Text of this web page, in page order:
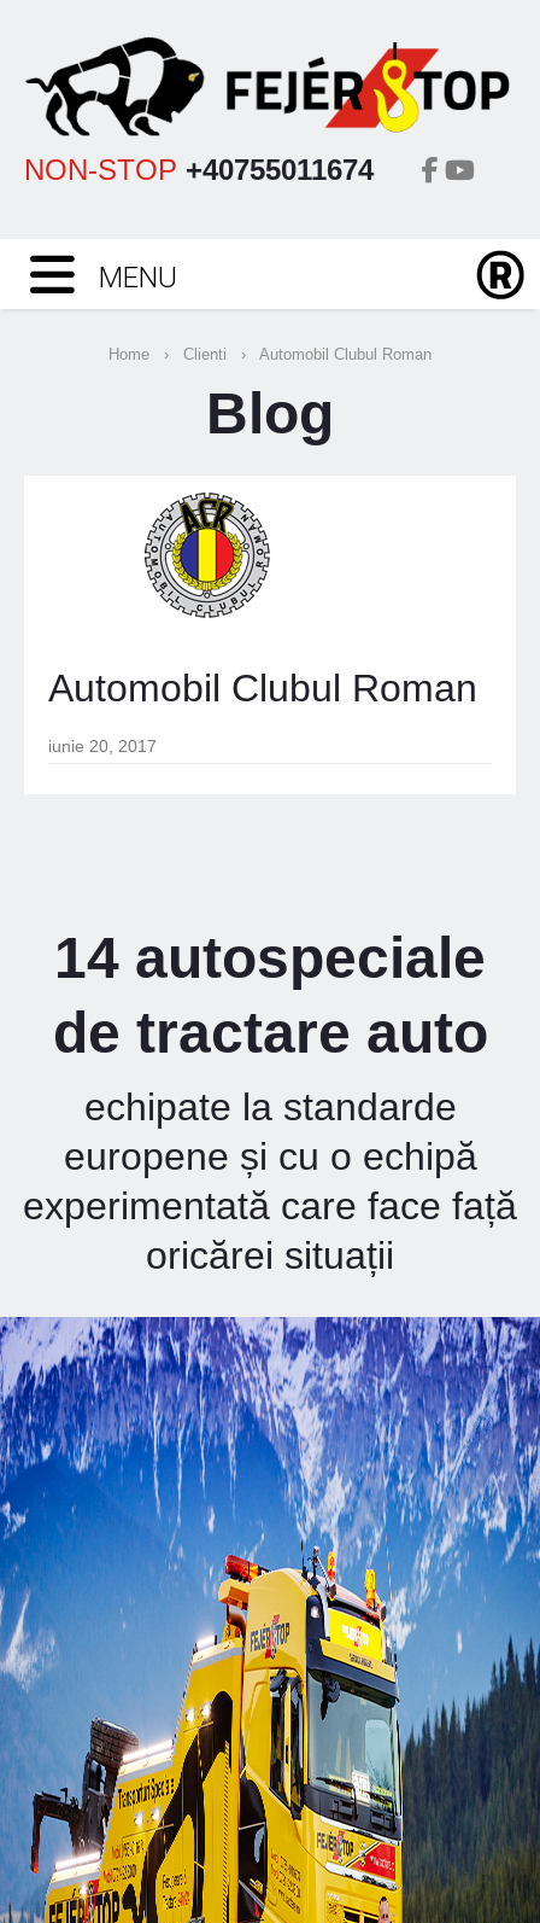
NON-STOP +40755011674
MENU
Home › Clienti › Automobil Clubul Roman
Blog
Automobil Clubul Roman
iunie 20, 2017
14 autospeciale
de tractare auto
echipate la standarde
europene și cu o echipă
experimentată care face față
oricărei situații